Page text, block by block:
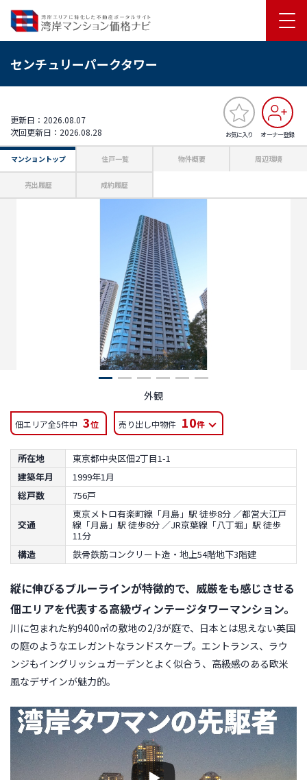
センチュリーパークタワー
お気に入り オーナー登録
更新日：2026.08.07
次回更新日：2026.08.28
マンショントップ 住戸一覧 物件概要 周辺環境
売出履歴 成約履歴
外観
佃エリア全5件中 3位 売り出し中物件 10件
所在地
東京都中央区佃2丁目1-1
建築年月
1999年1月
総戸数
756戸
交通
東京メトロ有楽町線「月島」駅 徒歩8分 ／都営大江戸
線「月島」駅 徒歩8分 ／JR京葉線「八丁堀」駅 徒歩
11分
構造
鉄骨鉄筋コンクリート造・地上54階地下3階建
縦に伸びるブルーラインが特徴的で、威厳をも感じさせる
佃エリアを代表する高級ヴィンテージタワーマンション。
川に包まれた約9400㎡の敷地の2/3が庭で、日本とは思えない英国
の庭のようなエレガントなランドスケープ。エントランス、ラウ
ンジもイングリッシュガーデンとよく似合う、高級感のある欧米
風なデザインが魅力的。